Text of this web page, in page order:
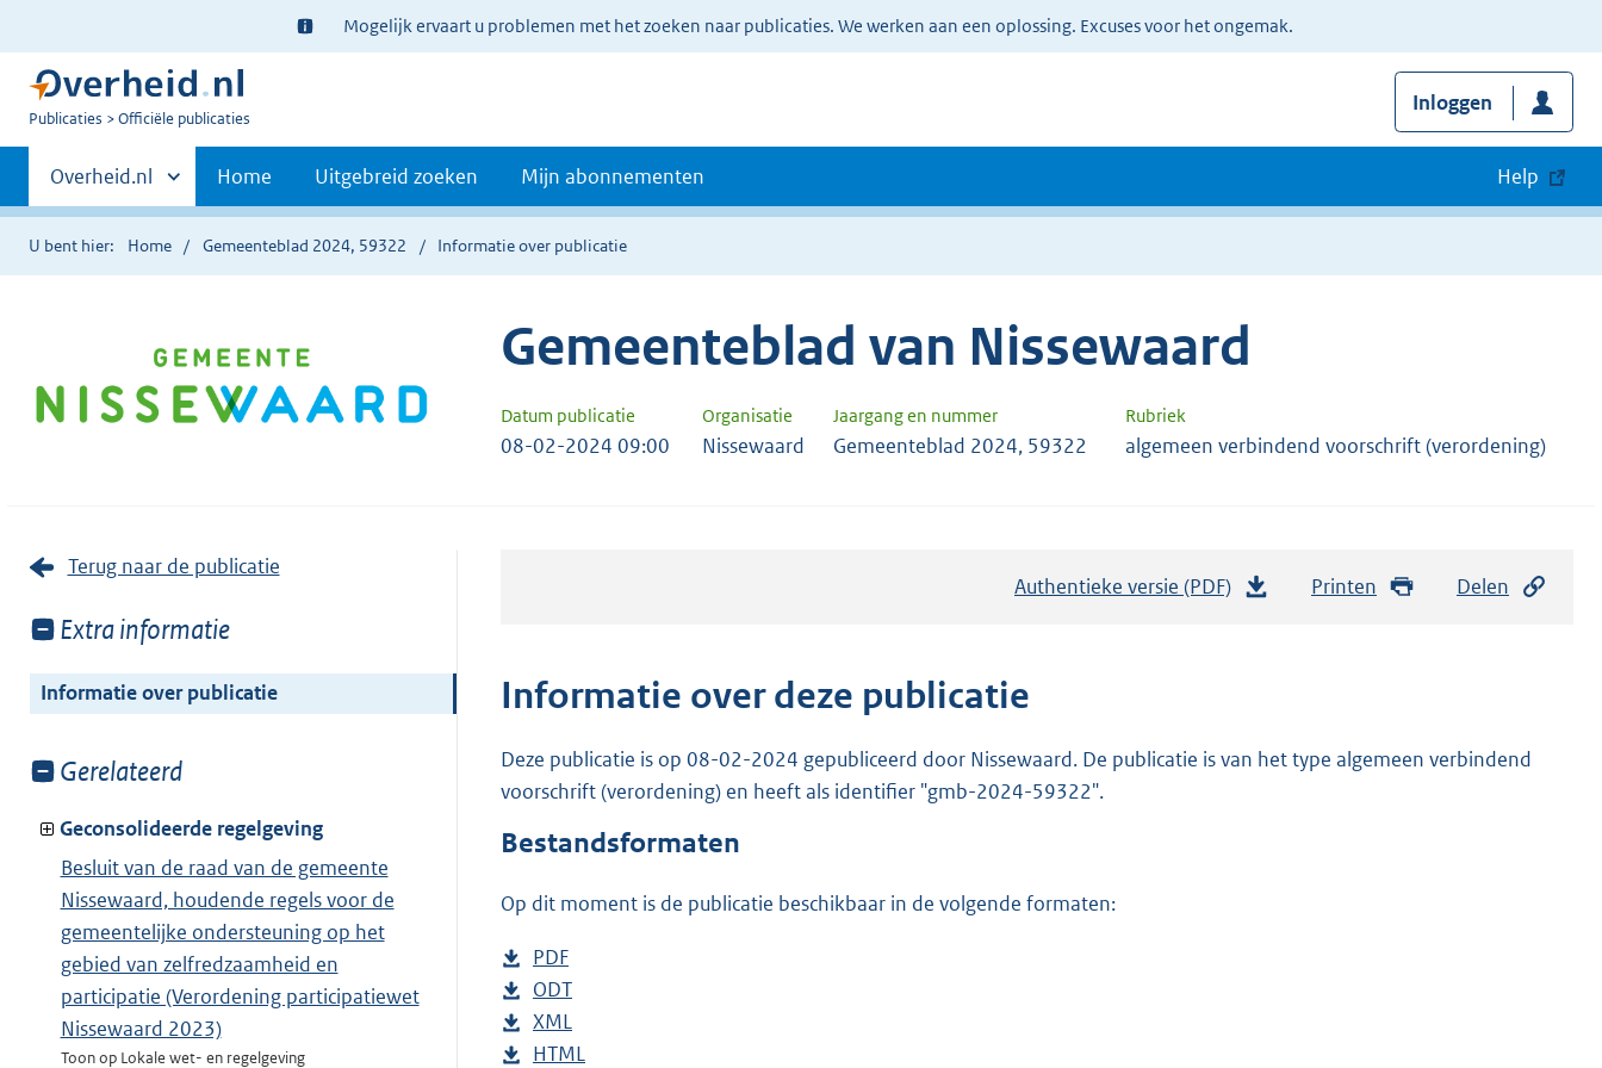
Ter
informatie:
Mogelijk ervaart u problemen met het zoeken naar publicaties. We werken aan een oplossing. Excuses voor het ongemak.
U
Publicaties Officiële publicaties
Inloggen
Primaire
navigatie
Andere
sites
binnen
Overheid.nl Home Uitgebreid zoeken Mijn abonnementen Help
U bent hier: Home Gemeenteblad 2024, 59322 Informatie over publicatie
Gemeenteblad van Nissewaard
Datum publicatie Organisatie Jaargang en nummer Rubriek
08-02-2024 09:00 Nissewaard Gemeenteblad 2024, 59322 algemeen verbindend voorschrift (verordening)
Terug naar de publicatie
Toon
van:
Extra informatie
Informatie over publicatie
Toon
van:
Gerelateerd
Geconsolideerde regelgeving
Besluit van de raad van de gemeente
Nissewaard, houdende regels voor de
gemeentelijke ondersteuning op het
gebied van zelfredzaamheid en
participatie (Verordening participatiewet
Nissewaard 2023)
Toon op Lokale wet- en regelgeving
Authentieke versie (PDF) Printen Delen
Informatie over deze publicatie
Deze publicatie is op 08-02-2024 gepubliceerd door Nissewaard. De publicatie is van het type algemeen verbindend
voorschrift (verordening) en heeft als identifier "gmb-2024-59322".
Bestandsformaten
Op dit moment is de publicatie beschikbaar in de volgende formaten:
D
o
w
n
PDF
e
s
t
D
o
w
ODT
s
D
o
XML
e
D
HTML